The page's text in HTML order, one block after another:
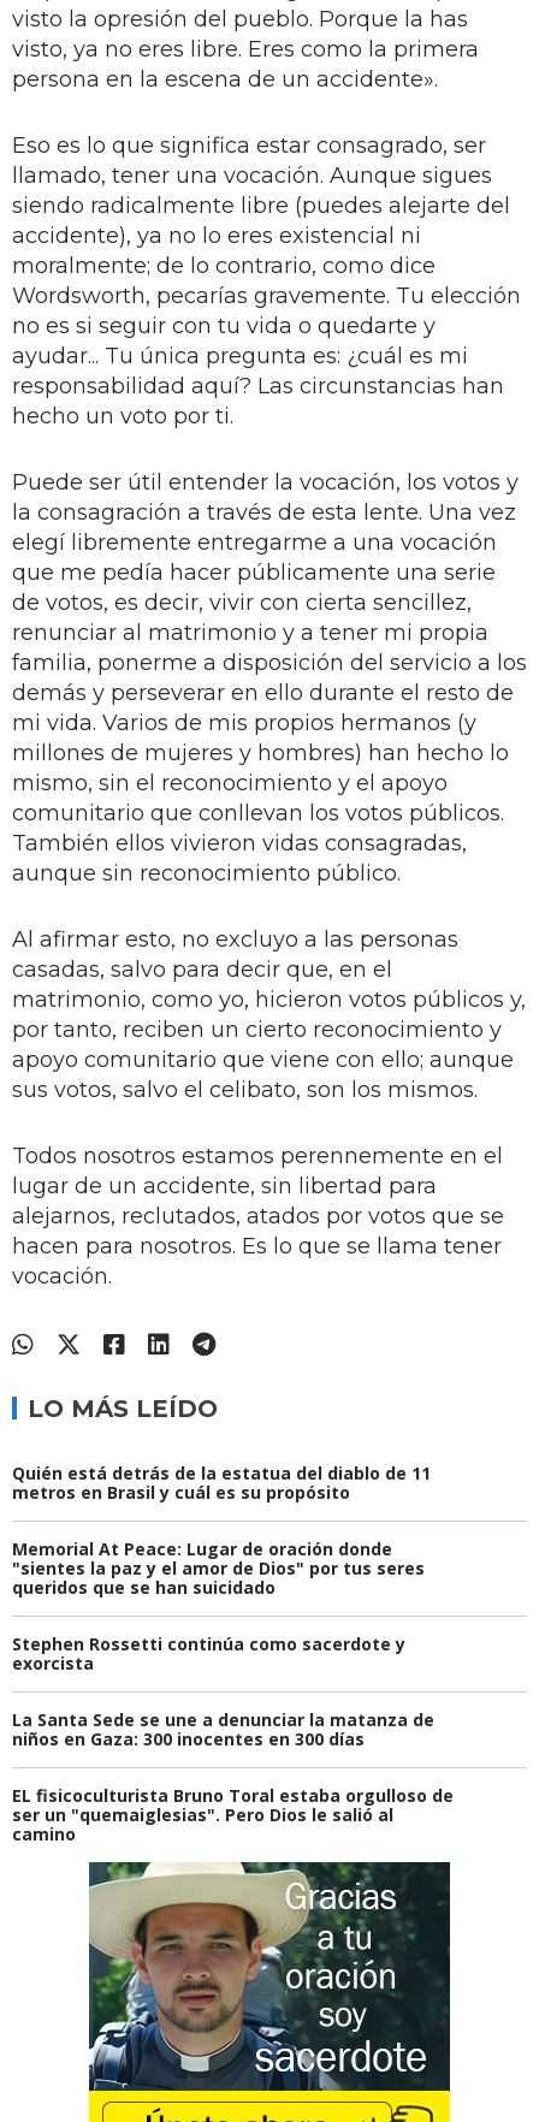
visto la opresión del pueblo. Porque la has
visto, ya no eres libre. Eres como la primera
persona en la escena de un accidente».
Eso es lo que significa estar consagrado, ser
llamado, tener una vocación. Aunque sigues
siendo radicalmente libre (puedes alejarte del
accidente), ya no lo eres existencial ni
moralmente; de lo contrario, como dice
Wordsworth, pecarías gravemente. Tu elección
no es si seguir con tu vida o quedarte y
ayudar... Tu única pregunta es: ¿cuál es mi
responsabilidad aquí? Las circunstancias han
hecho un voto por ti.
Puede ser útil entender la vocación, los votos y
la consagración a través de esta lente. Una vez
elegí libremente entregarme a una vocación
que me pedía hacer públicamente una serie
de votos, es decir, vivir con cierta sencillez,
renunciar al matrimonio y a tener mi propia
familia, ponerme a disposición del servicio a los
demás y perseverar en ello durante el resto de
mi vida. Varios de mis propios hermanos (y
millones de mujeres y hombres) han hecho lo
mismo, sin el reconocimiento y el apoyo
comunitario que conllevan los votos públicos.
También ellos vivieron vidas consagradas,
aunque sin reconocimiento público.
Al afirmar esto, no excluyo a las personas
casadas, salvo para decir que, en el
matrimonio, como yo, hicieron votos públicos y,
por tanto, reciben un cierto reconocimiento y
apoyo comunitario que viene con ello; aunque
sus votos, salvo el celibato, son los mismos.
Todos nosotros estamos perennemente en el
lugar de un accidente, sin libertad para
alejarnos, reclutados, atados por votos que se
hacen para nosotros. Es lo que se llama tener
vocación.
LO MÁS LEÍDO
Quién está detrás de la estatua del diablo de 11
metros en Brasil y cuál es su propósito
Memorial At Peace: Lugar de oración donde
"sientes la paz y el amor de Dios" por tus seres
queridos que se han suicidado
Stephen Rossetti continúa como sacerdote y
exorcista
La Santa Sede se une a denunciar la matanza de
niños en Gaza: 300 inocentes en 300 días
EL fisicoculturista Bruno Toral estaba orgulloso de
ser un "quemaiglesias". Pero Dios le salió al
camino